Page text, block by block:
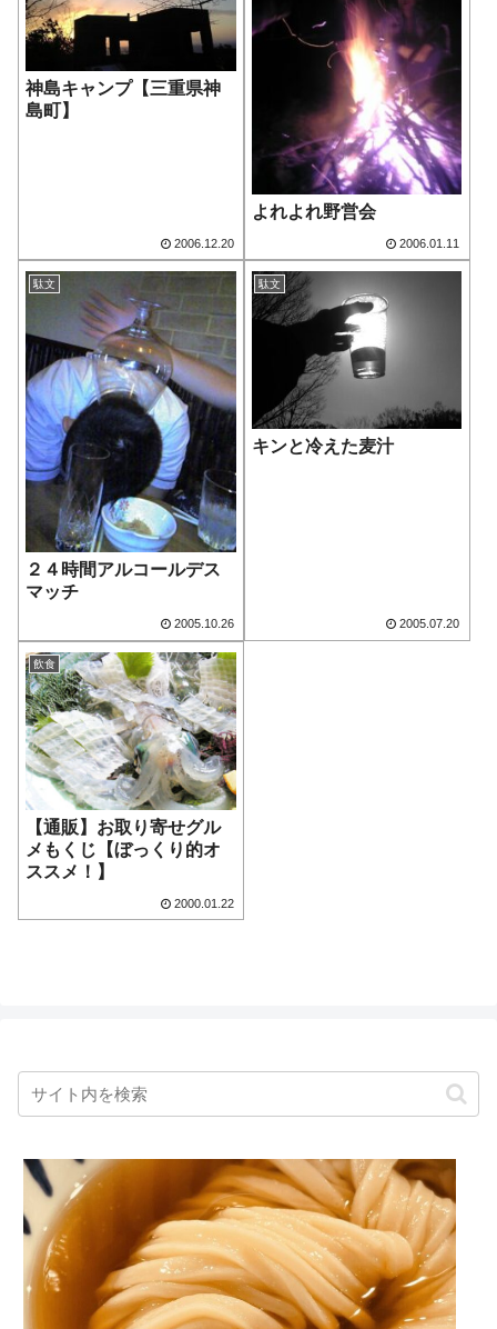
神島キャンプ【三重県神
島町】
2006.12.20
よれよれ野営会
2006.01.11
駄文
２４時間アルコールデス
マッチ
2005.10.26
駄文
キンと冷えた麦汁
2005.07.20
飲食
【通販】お取り寄せグル
メもくじ【ぼっくり的オ
ススメ！】
2000.01.22